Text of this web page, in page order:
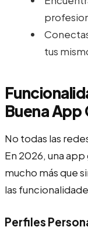
tus
Buena
No todas las
En 2026, una
mucho más que
las
Perfiles